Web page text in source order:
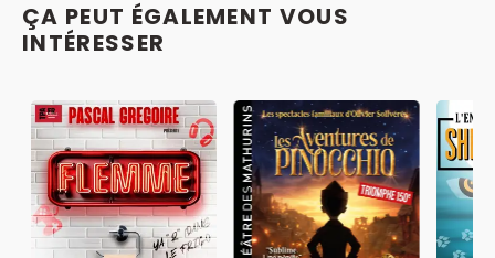
ÇA PEUT ÉGALEMENT VOUS
INTÉRESSER